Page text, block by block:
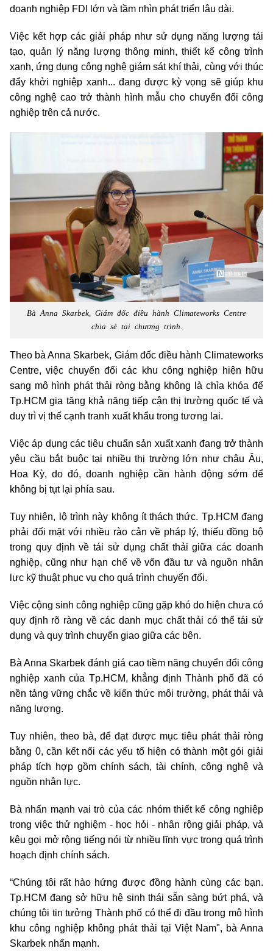
doanh nghiệp FDI lớn và tầm nhìn phát triển lâu dài.
Việc kết hợp các giải pháp như sử dụng năng lượng tái
tạo, quản lý năng lượng thông minh, thiết kế công trình
xanh, ứng dụng công nghệ giám sát khí thải, cùng với thúc
đẩy khởi nghiệp xanh... đang được kỳ vọng sẽ giúp khu
công nghệ cao trở thành hình mẫu cho chuyển đổi công
nghiệp trên cả nước.
Bà Anna Skarbek, Giám đốc điều hành Climateworks Centre
chia sẻ tại chương trình.
Theo bà Anna Skarbek, Giám đốc điều hành Climateworks
Centre, việc chuyển đổi các khu công nghiệp hiện hữu
sang mô hình phát thải ròng bằng không là chìa khóa để
Tp.HCM gia tăng khả năng tiếp cận thị trường quốc tế và
duy trì vị thế cạnh tranh xuất khẩu trong tương lai.
Việc áp dụng các tiêu chuẩn sản xuất xanh đang trở thành
yêu cầu bắt buộc tại nhiều thị trường lớn như châu Âu,
Hoa Kỳ, do đó, doanh nghiệp cần hành động sớm để
không bị tụt lại phía sau.
Tuy nhiên, lộ trình này không ít thách thức. Tp.HCM đang
phải đối mặt với nhiều rào cản về pháp lý, thiếu đồng bộ
trong quy định về tái sử dụng chất thải giữa các doanh
nghiệp, cũng như hạn chế về vốn đầu tư và nguồn nhân
lực kỹ thuật phục vụ cho quá trình chuyển đổi.
Việc cộng sinh công nghiệp cũng gặp khó do hiện chưa có
quy định rõ ràng về các danh mục chất thải có thể tái sử
dụng và quy trình chuyển giao giữa các bên.
Bà Anna Skarbek đánh giá cao tiềm năng chuyển đổi công
nghiệp xanh của Tp.HCM, khẳng định Thành phố đã có
nền tảng vững chắc về kiến thức môi trường, phát thải và
năng lượng.
Tuy nhiên, theo bà, để đạt được mục tiêu phát thải ròng
bằng 0, cần kết nối các yếu tố hiện có thành một gói giải
pháp tích hợp gồm chính sách, tài chính, công nghệ và
nguồn nhân lực.
Bà nhấn mạnh vai trò của các nhóm thiết kế công nghiệp
trong việc thử nghiệm - học hỏi - nhân rộng giải pháp, và
kêu gọi mở rộng tiếng nói từ nhiều lĩnh vực trong quá trình
hoạch định chính sách.
“Chúng tôi rất hào hứng được đồng hành cùng các bạn.
Tp.HCM đang sở hữu hệ sinh thái sẵn sàng bứt phá, và
chúng tôi tin tưởng Thành phố có thể đi đầu trong mô hình
khu công nghiệp không phát thải tại Việt Nam", bà Anna
Skarbek nhấn mạnh.